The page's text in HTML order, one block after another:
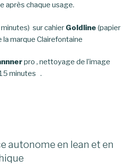
après chaque usage.
sur cahier Goldline (papier
marque Clairefontaine
pro , nettoyage de l’image
minutes .
autonome en lean et en